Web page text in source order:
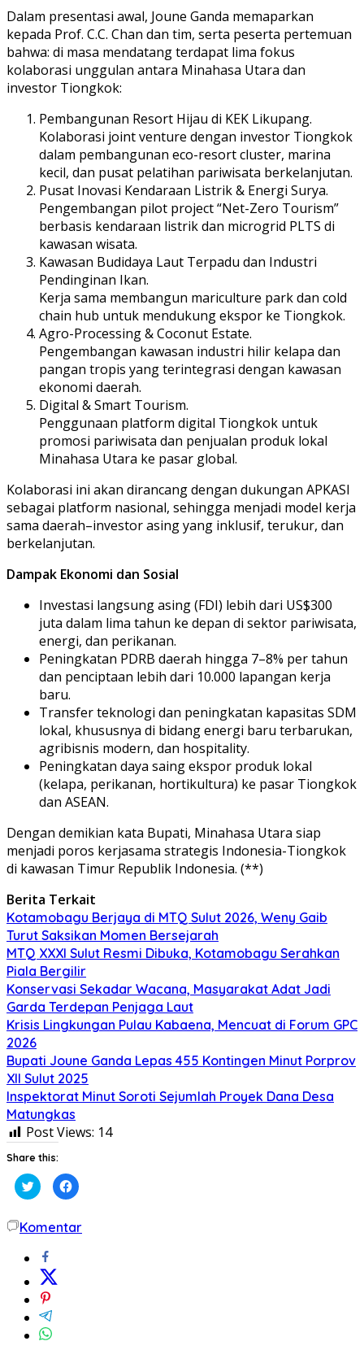
Dalam presentasi awal, Joune Ganda memaparkan
kepada Prof. C.C. Chan dan tim, serta peserta pertemuan
bahwa: di masa mendatang terdapat lima fokus
kolaborasi unggulan antara Minahasa Utara dan
investor Tiongkok:
Pembangunan Resort Hijau di KEK Likupang.
Kolaborasi joint venture dengan investor Tiongkok
dalam pembangunan eco-resort cluster, marina
kecil, dan pusat pelatihan pariwisata berkelanjutan.
Pusat Inovasi Kendaraan Listrik & Energi Surya.
Pengembangan pilot project “Net-Zero Tourism”
berbasis kendaraan listrik dan microgrid PLTS di
kawasan wisata.
Kawasan Budidaya Laut Terpadu dan Industri
Pendinginan Ikan.
Kerja sama membangun mariculture park dan cold
chain hub untuk mendukung ekspor ke Tiongkok.
Agro-Processing & Coconut Estate.
Pengembangan kawasan industri hilir kelapa dan
pangan tropis yang terintegrasi dengan kawasan
ekonomi daerah.
Digital & Smart Tourism.
Penggunaan platform digital Tiongkok untuk
promosi pariwisata dan penjualan produk lokal
Minahasa Utara ke pasar global.
Kolaborasi ini akan dirancang dengan dukungan APKASI
sebagai platform nasional, sehingga menjadi model kerja
sama daerah–investor asing yang inklusif, terukur, dan
berkelanjutan.
Dampak Ekonomi dan Sosial
Investasi langsung asing (FDI) lebih dari US$300
juta dalam lima tahun ke depan di sektor pariwisata,
energi, dan perikanan.
Peningkatan PDRB daerah hingga 7–8% per tahun
dan penciptaan lebih dari 10.000 lapangan kerja
baru.
Transfer teknologi dan peningkatan kapasitas SDM
lokal, khususnya di bidang energi baru terbarukan,
agribisnis modern, dan hospitality.
Peningkatan daya saing ekspor produk lokal
(kelapa, perikanan, hortikultura) ke pasar Tiongkok
dan ASEAN.
Dengan demikian kata Bupati, Minahasa Utara siap
menjadi poros kerjasama strategis Indonesia-Tiongkok
di kawasan Timur Republik Indonesia. (**)
Berita Terkait
Kotamobagu Berjaya di MTQ Sulut 2026, Weny Gaib
Turut Saksikan Momen Bersejarah
MTQ XXXI Sulut Resmi Dibuka, Kotamobagu Serahkan
Piala Bergilir
Konservasi Sekadar Wacana, Masyarakat Adat Jadi
Garda Terdepan Penjaga Laut
Krisis Lingkungan Pulau Kabaena, Mencuat di Forum GPC
2026
Bupati Joune Ganda Lepas 455 Kontingen Minut Porprov
XII Sulut 2025
Inspektorat Minut Soroti Sejumlah Proyek Dana Desa
Matungkas
Post Views: 14
Share this:
Klik
untuk
berbagi
Twitter(Membuka
di
yang
baru)
Klik
untuk
Facebook(Membuka
di
Komentar